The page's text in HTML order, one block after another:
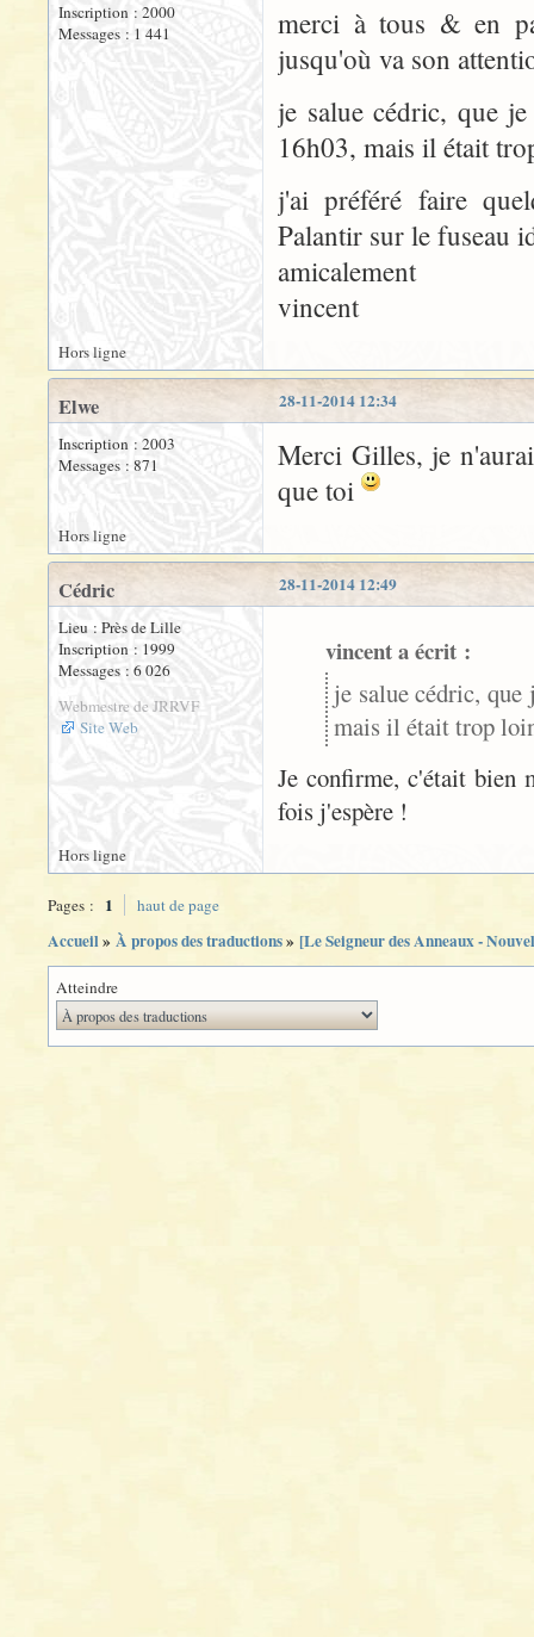
Inscription : 2000
Messages : 1 441
merci à tous & en
jusqu'où va son
je salue cédric, que
16h03, mais il était
j'ai préféré faire
Palantir sur le fuseau
amicalement
vincent
Hors ligne
28-11-2014 12:34
Elwe
Inscription : 2003
Messages : 871
Merci Gilles, je
que toi
Hors ligne
28-11-2014 12:49
Cédric
Lieu : Près de Lille
Inscription : 1999
Messages : 6 026
Webmestre de JRRVF
Site Web
vincent a écrit :
je salue cédric, que
mais il était trop
Je confirme, c'était bien
fois j'espère !
Hors ligne
Pages : 1 haut de page
Accueil» À propos des traductions» [Le Seigneur des Anneaux -
Atteindre